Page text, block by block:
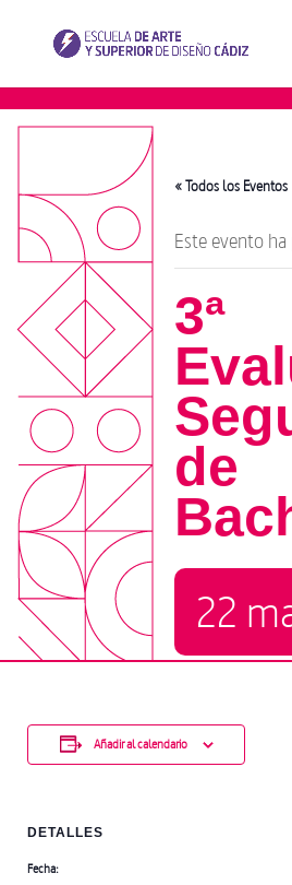
« Todos los Eventos
Este evento ha
3ª
de
22
Añadir al calendario
DETALLES
Fecha: